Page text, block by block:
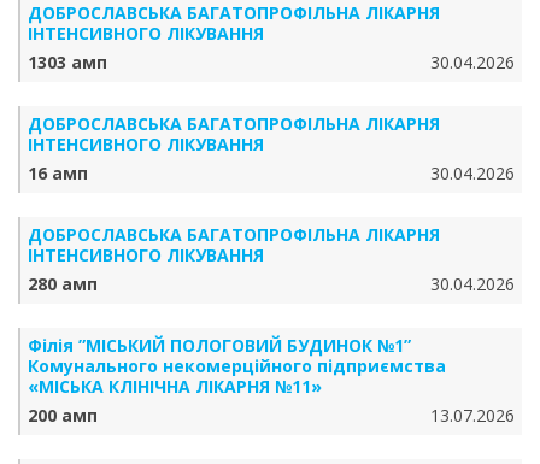
ДОБРОСЛАВСЬКА БАГАТОПРОФІЛЬНА ЛІКАРНЯ
ІНТЕНСИВНОГО ЛІКУВАННЯ
1303 амп
30.04.2026
ДОБРОСЛАВСЬКА БАГАТОПРОФІЛЬНА ЛІКАРНЯ
ІНТЕНСИВНОГО ЛІКУВАННЯ
16 амп
30.04.2026
ДОБРОСЛАВСЬКА БАГАТОПРОФІЛЬНА ЛІКАРНЯ
ІНТЕНСИВНОГО ЛІКУВАННЯ
280 амп
30.04.2026
Філія ”МІСЬКИЙ ПОЛОГОВИЙ БУДИНОК №1”
Комунального некомерційного підприємства
«МІСЬКА КЛІНІЧНА ЛІКАРНЯ №11»
200 амп
13.07.2026